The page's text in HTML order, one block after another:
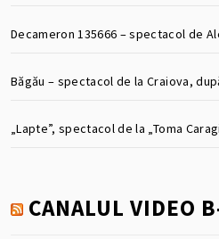
Decameron 135666 – spectacol de
Băgău – spectacol de la Craiova,
„Lapte”, spectacol de la „Toma
CANALUL VIDEO